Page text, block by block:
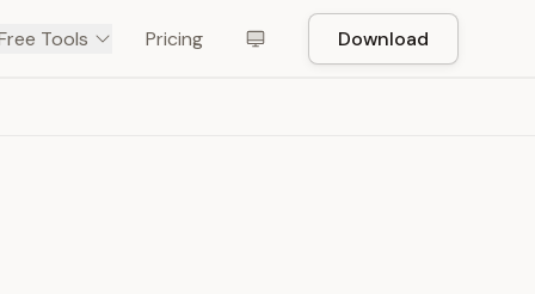
Tools Pricing Download